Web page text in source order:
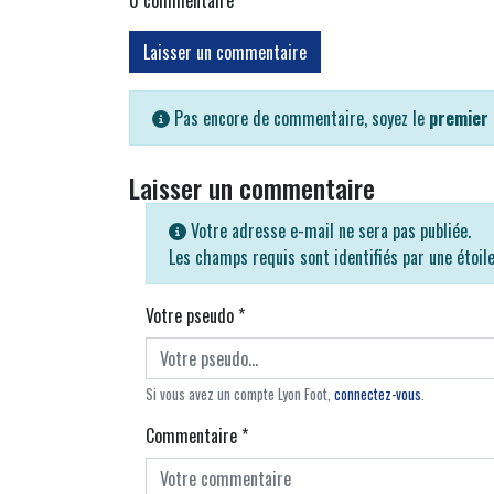
Laisser un commentaire
Pas encore de commentaire, soyez le premier
Laisser un commentaire
Votre adresse e-mail ne sera pas publiée.
Les champs requis sont identifiés par une étoile
Votre pseudo*
Si vous avez un compte Lyon Foot, connectez-vous
Commentaire*